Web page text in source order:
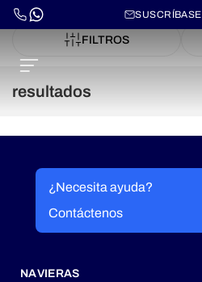
SUSCRÍBASE
FILTROS
resultados
¿Necesita ayuda?
Contáctenos
NAVIERAS